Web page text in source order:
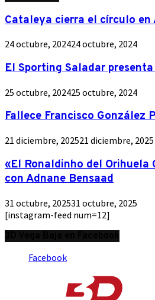
Cataleya cierra el círculo en
24 octubre, 202424 octubre, 2024
El Sporting Saladar presenta
25 octubre, 202425 octubre, 2024
Fallece Francisco González
21 diciembre, 202521 diciembre, 2025
«El Ronaldinho del Orihuela
con Adnane Bensaad
31 octubre, 202531 octubre, 2025
[instagram-feed num=12]
Facebook